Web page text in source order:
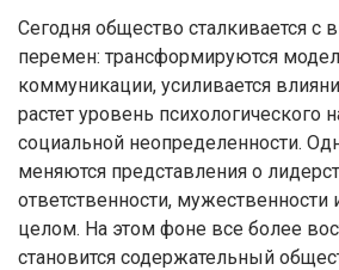
Сегодня общество сталкивается с
перемен: трансформируются
коммуникации, усиливается
растет уровень психологического
социальной неопределенности.
меняются представления о
ответственности,
целом. На этом фоне все более
становится содержательный